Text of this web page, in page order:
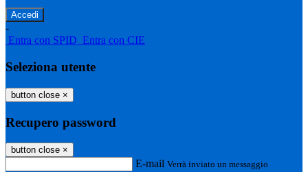
-
Entra con SPID Entra con CIE
Seleziona utente
button close ×
Recupero password
button close ×
E-mail Verrà inviato un messaggio